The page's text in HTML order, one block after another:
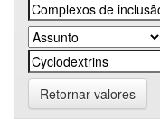
Retornar valores